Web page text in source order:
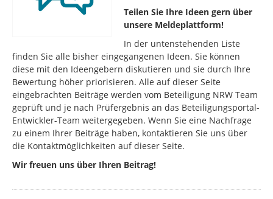
Teilen Sie Ihre Ideen gern über
unsere Meldeplattform!
In der untenstehenden Liste
finden Sie alle bisher eingegangenen Ideen. Sie können
diese mit den Ideengebern diskutieren und sie durch Ihre
Bewertung höher priorisieren. Alle auf dieser Seite
eingebrachten Beiträge werden vom Beteiligung NRW Team
geprüft und je nach Prüfergebnis an das Beteiligungsportal-
Entwickler-Team weitergegeben. Wenn Sie eine Nachfrage
zu einem Ihrer Beiträge haben, kontaktieren Sie uns über
die Kontaktmöglichkeiten auf dieser Seite.
Wir freuen uns über Ihren Beitrag!